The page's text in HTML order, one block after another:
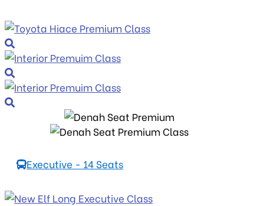
Executive - 14 Seats